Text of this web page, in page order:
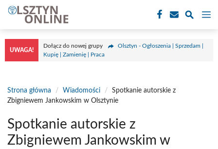
Przejdź
treści
UWAGA!
Dołącz do nowej grupy
Olsztyn - Ogłoszenia | Sprzedam |
Kupię | Zamienię | Praca
Strona główna / Wiadomości /
Spotkanie autorskie z
Zbigniewem Jankowskim w Olsztynie
Spotkanie autorskie z
Zbigniewem Jankowskim w